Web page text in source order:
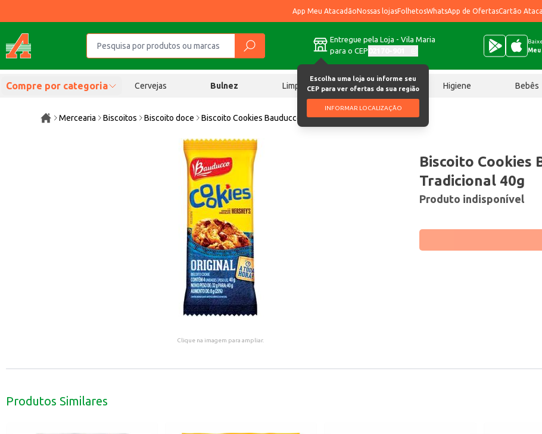
App Meu AtacadãoNossas lojasFolhetosWhatsApp de OfertasCartão
Entregue pela Loja - Vila Maria
para o CEP
Escolha uma loja ou informe seu
CEP para ver ofertas da sua região
INFORMAR LOCALIZAÇÃO
Compre por categoria Cervejas Bulnez Limpeza Chocolates Higiene Bebês
Mercearia Biscoitos Biscoito doce Biscoito Cookies Bauducco Tradicional 40g
Clique na imagem para ampliar.
Biscoito Cookies
Tradicional 40g
Produto indisponível
Produtos Similares